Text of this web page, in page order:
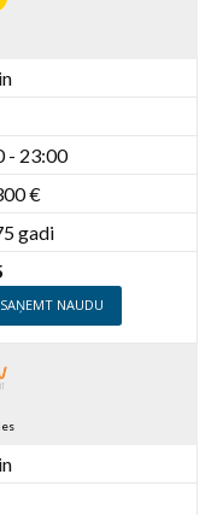
- 23:00
€
gadi
NAUDU